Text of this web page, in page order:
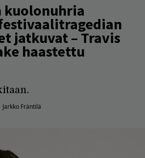
kuolonuhria
jatkuvat – Travis
haastettu
Jarkko Fräntilä